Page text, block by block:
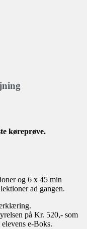
køreprøve.
og 6 x 45 min
ad gangen.
på Kr. 520,- som
e-Boks.